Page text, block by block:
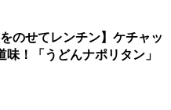
のせてレンチン】ケチャッ
味！「うどんナポリタン」